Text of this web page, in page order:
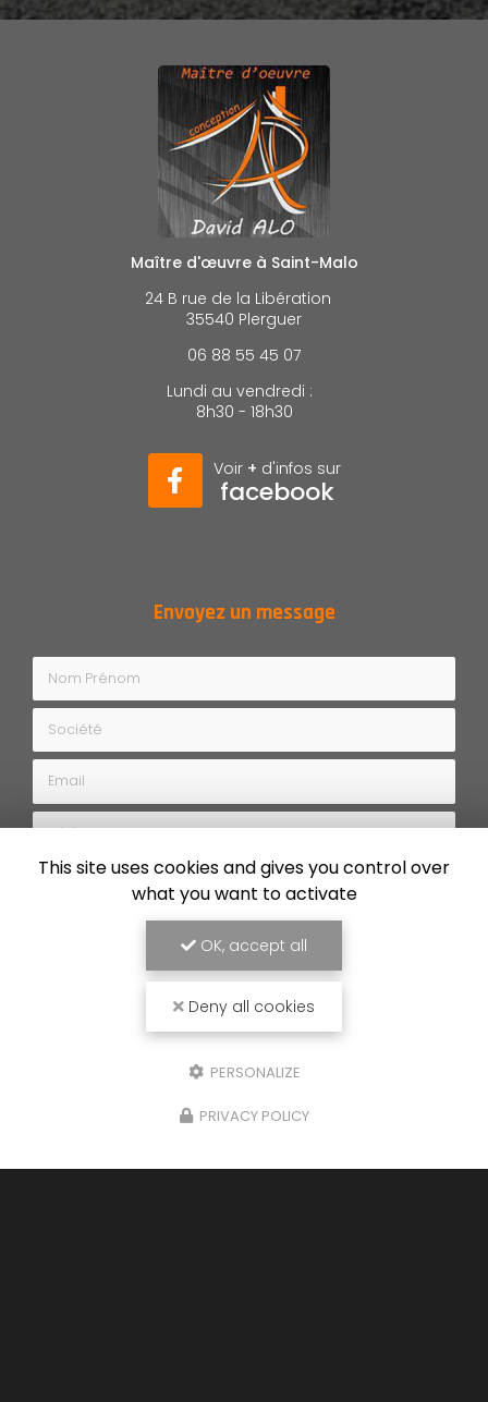
Maître d'œuvre à Saint-Malo
24 B rue de la Libération
35540 Plerguer
06 88 55 45 07
Lundi au vendredi :
8h30 - 18h30
Voir + d'infos sur
facebook
Envoyez un message
Nom Prénom
Téléphone
Message
J'autorise ce site à conserver l'ensemble des données transmises dans
ce formulaire pour faciliter le suivi et le traitement de ma demande.
This site uses cookies and gives you control over
what you want to activate
OK, accept all
Deny all cookies
PERSONALIZE
PRIVACY POLICY